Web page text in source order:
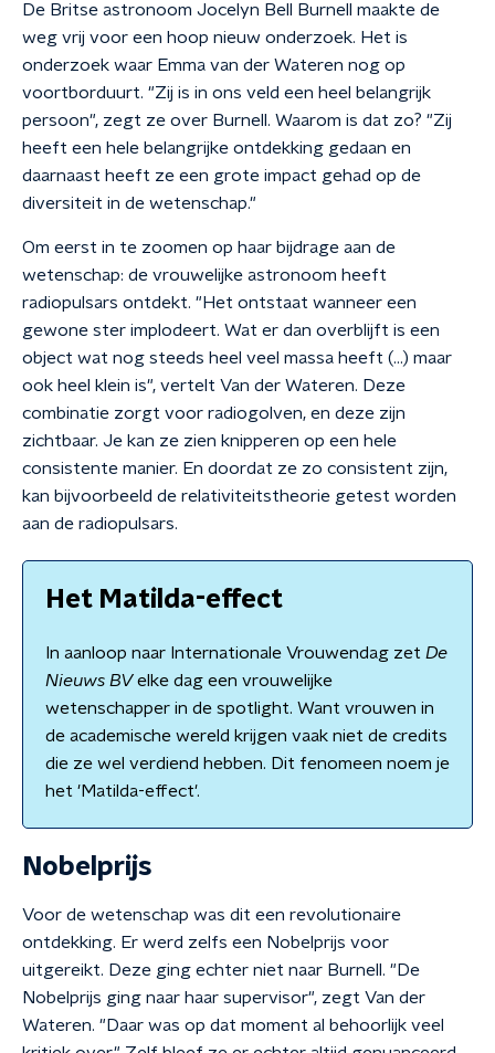
De Britse astronoom Jocelyn Bell Burnell maakte de
weg vrij voor een hoop nieuw onderzoek. Het is
onderzoek waar Emma van der Wateren nog op
voortborduurt. "Zij is in ons veld een heel belangrijk
persoon", zegt ze over Burnell. Waarom is dat zo? "Zij
heeft een hele belangrijke ontdekking gedaan en
daarnaast heeft ze een grote impact gehad op de
diversiteit in de wetenschap."
Om eerst in te zoomen op haar bijdrage aan de
wetenschap: de vrouwelijke astronoom heeft
radiopulsars ontdekt. "Het ontstaat wanneer een
gewone ster implodeert. Wat er dan overblijft is een
object wat nog steeds heel veel massa heeft (…) maar
ook heel klein is", vertelt Van der Wateren. Deze
combinatie zorgt voor radiogolven, en deze zijn
zichtbaar. Je kan ze zien knipperen op een hele
consistente manier. En doordat ze zo consistent zijn,
kan bijvoorbeeld de relativiteitstheorie getest worden
aan de radiopulsars.
Het Matilda-effect
In aanloop naar Internationale Vrouwendag zet De
Nieuws BVelke dag een vrouwelijke
wetenschapper in de spotlight. Want vrouwen in
de academische wereld krijgen vaak niet de credits
die ze wel verdiend hebben. Dit fenomeen noem je
het 'Matilda-effect'.
Nobelprijs
Voor de wetenschap was dit een revolutionaire
ontdekking. Er werd zelfs een Nobelprijs voor
uitgereikt. Deze ging echter niet naar Burnell. "De
Nobelprijs ging naar haar supervisor", zegt Van der
Wateren. "Daar was op dat moment al behoorlijk veel